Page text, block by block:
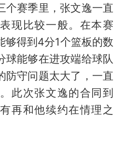
个赛季里，张文逸一直
现比较一般。在本赛
够得到4分1个篮板的数
球能够在进攻端给球队
防守问题太大了，一直
此次张文逸的合同到
再和他续约在情理之